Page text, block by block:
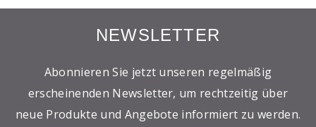
NEWSLETTER
Abonnieren Sie jetzt unseren regelmäßig
erscheinenden Newsletter, um rechtzeitig über
neue Produkte und Angebote informiert zu werden.